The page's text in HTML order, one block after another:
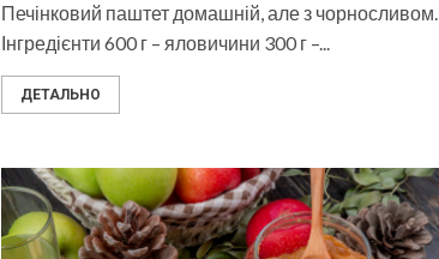
Печінковий паштет домашній, але з чорносливом.
Інгредієнти 600 г – яловичини 300 г –...
ДЕТАЛЬНО